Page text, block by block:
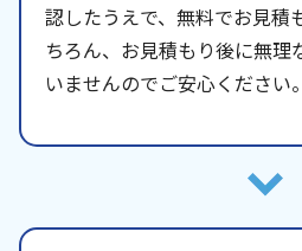
認したうえで、無料でお見積
ちろん、お見積もり後に無理
いませんのでご安心ください。